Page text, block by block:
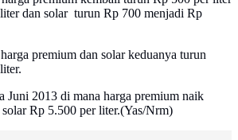
dan solar turun Rp 700 menjadi Rp
premium dan solar keduanya turun
Juni 2013 di mana harga premium naik
Rp 5.500 per liter.(Yas/Nrm)